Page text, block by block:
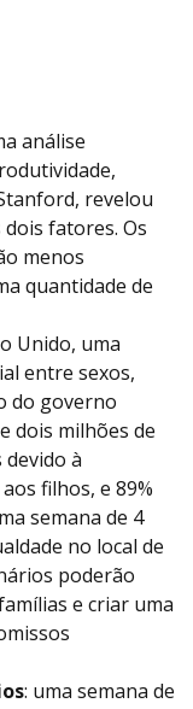
análise
revelou
fatores. Os
menos
quantidade de
Unido, uma
entre sexos,
do governo
dois milhões de
à
filhos, e 89%
semana de 4
no local de
poderão
e criar uma
: uma semana de